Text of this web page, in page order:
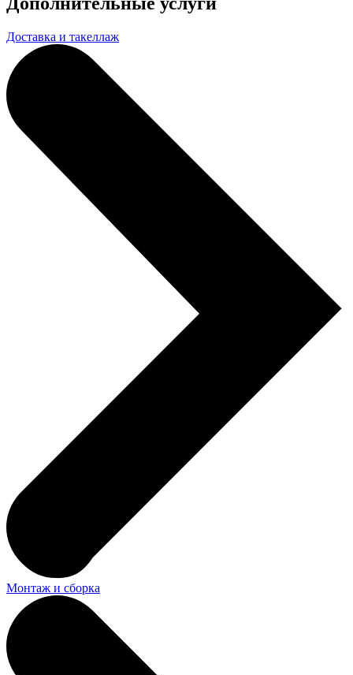
Доставка и такеллаж
Монтаж и сборка